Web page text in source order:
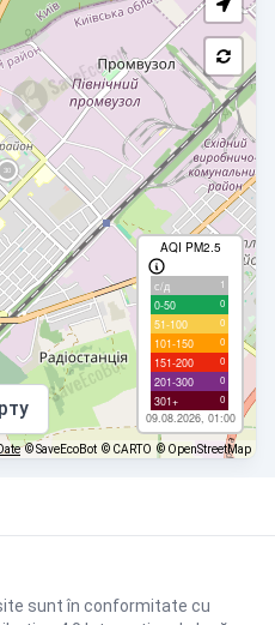
AQI PM2.5
с/д 1
0-50 0
51-100 0
101-150 0
151-200 0
201-300 0
301+ 0
09.08.2026, 01:00
© SaveEcoBot © CARTO © OpenStreetMap
sunt în conformitate cu